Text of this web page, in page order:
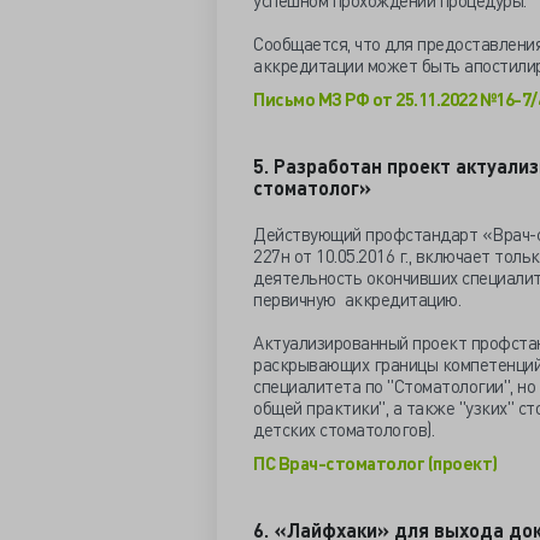
Сообщается, что для
аккредитации может быть
Письмо МЗ РФ от 25.11.2022 №16-7/
5. Разработан проект
стоматолог»
Действующий профстандарт
227н от 10.05.2016 г., включает
деятельность окончивших
первичную аккредитацию.
Актуализированный проект
раскрывающих границы
специалитета по "Стоматологии",
общей практики", а также "узких"
детских стоматологов).
ПС Врач-стоматолог (проект)
6. «Лайфхаки» для выхода